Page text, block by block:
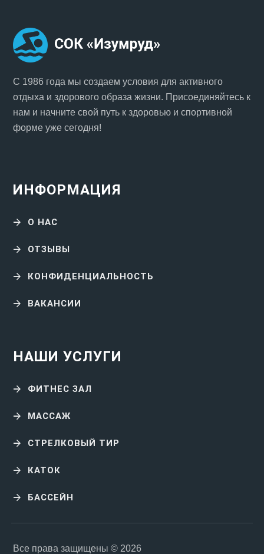
С 1986 года мы создаем условия для активного
отдыха и здорового образа жизни. Присоединяйтесь к
нам и начните свой путь к здоровью и спортивной
форме уже сегодня!
ИНФОРМАЦИЯ
О НАС
ОТЗЫВЫ
КОНФИДЕНЦИАЛЬНОСТЬ
ВАКАНСИИ
НАШИ УСЛУГИ
ФИТНЕС ЗАЛ
МАССАЖ
СТРЕЛКОВЫЙ ТИР
КАТОК
БАССЕЙН
Все права защищены © 2026